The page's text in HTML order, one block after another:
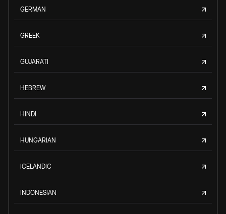
GERMAN
GREEK
GUJARATI
HEBREW
HINDI
HUNGARIAN
ICELANDIC
INDONESIAN